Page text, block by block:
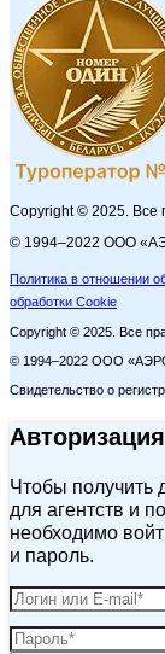
Copyright © 2025.
© 1994–2022 ООО
Политика в отношении
обработки Cookie
Copyright © 2025. Все
© 1994–2022 ООО
Свидетельство о
Авторизация
Чтобы получить
для агентств и
необходимо
и пароль.